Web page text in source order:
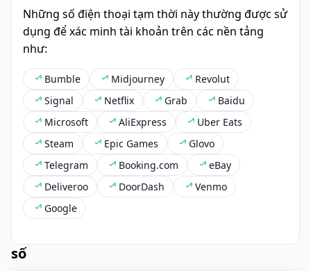
Những số điện thoại tạm thời này thường được sử
dụng để xác minh tài khoản trên các nền tảng
như:
Bumble Midjourney
Revolut
Signal
Netflix Grab
Baidu
Microsoft
AliExpress
Uber Eats
Steam
Epic Games
Glovo
Telegram
Booking.com
eBay
Deliveroo
DoorDash
Venmo
Google
số